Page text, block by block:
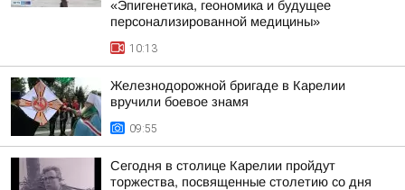
«Эпигенетика, геономика и будущее
персонализированной медицины»
10:13
Железнодорожной бригаде в Карелии
вручили боевое знамя
09:55
Сегодня в столице Карелии пройдут
торжества, посвященные столетию со дня